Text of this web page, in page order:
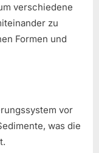
verschiedene
zu
Formen und
vor
was die